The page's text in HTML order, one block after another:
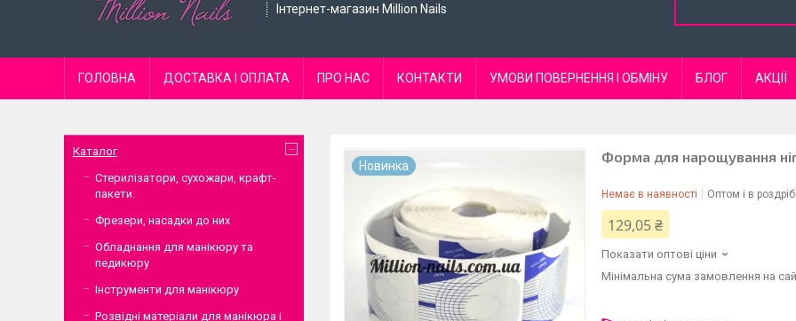
Інтернет-магазин Million Nails
ГОЛОВНА ДОСТАВКА І ОПЛАТА ПРО НАС КОНТАКТИ УМОВИ ПОВЕРНЕННЯ І ОБМІНУ БЛОГ АКЦІЇ
Новинка
Форма для нарощування
Немає в наявності Оптом і в роздріб
129,05 ₴
Показати оптові ціни
Мінімальна сума замовлення на
Каталог
Стерилізатори, сухожари, крафт-
пакети.
Фрезери, насадки до них
Обладнання для манікюру та
педикюру
Інструменти для манікюру
Розвідні матеріали для манікюра і